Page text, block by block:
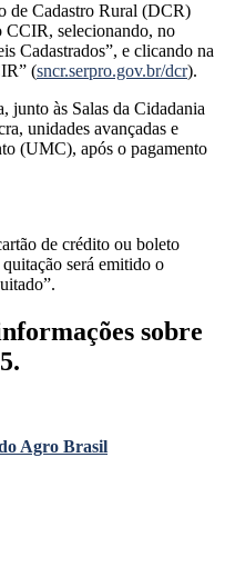
de Cadastro Rural (DCR)
CCIR, selecionando, no
Cadastrados”, e clicando na
(sncr.serpro.gov.br/dcr).
junto às Salas da Cidadania
unidades avançadas e
(UMC), após o pagamento
de crédito ou boleto
será emitido o
sobre
Agro Brasil